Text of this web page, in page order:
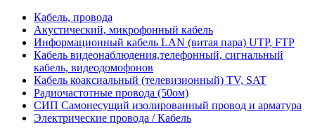
Кабель, провода
Акустический, микрофонный кабель
Информационный кабель LAN (витая пара) UTP, FTP
Кабель видеонаблюдения,телефонный, сигнальный
кабель, видеодомофонов
Кабель коаксиальный (телевизионный) TV, SAT
Радиочастотные провода (50ом)
СИП Самонесущий изолированный провод и арматура
Электрические провода / Кабель